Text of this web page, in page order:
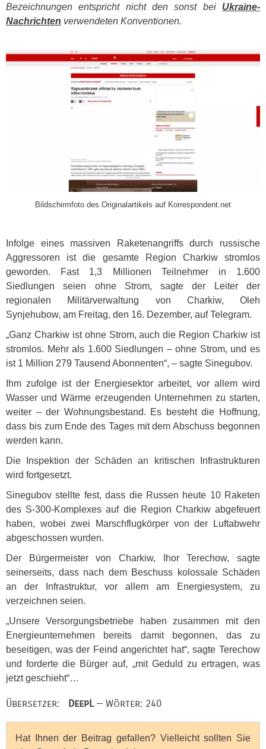
Bezeichnungen entspricht nicht den sonst bei Ukraine-
Nachrichten verwendeten Konventionen.
Bildschirmfoto des Originalartikels auf Korrespondent.net
Infolge eines massiven Raketenangriffs durch russische
Aggressoren ist die gesamte Region Charkiw stromlos
geworden. Fast 1,3 Millionen Teilnehmer in 1.600
Siedlungen seien ohne Strom, sagte der Leiter der
regionalen Militärverwaltung von Charkiw, Oleh
Synjehubow, am Freitag, den 16. Dezember, auf Telegram.
„Ganz Charkiw ist ohne Strom, auch die Region Charkiw ist
stromlos. Mehr als 1.600 Siedlungen – ohne Strom, und es
ist 1 Million 279 Tausend Abonnenten“, – sagte Sinegubov.
Ihm zufolge ist der Energiesektor arbeitet, vor allem wird
Wasser und Wärme erzeugenden Unternehmen zu starten,
weiter – der Wohnungsbestand. Es besteht die Hoffnung,
dass bis zum Ende des Tages mit dem Abschuss begonnen
werden kann.
Die Inspektion der Schäden an kritischen Infrastrukturen
wird fortgesetzt.
Sinegubov stellte fest, dass die Russen heute 10 Raketen
des S-300-Komplexes auf die Region Charkiw abgefeuert
haben, wobei zwei Marschflugkörper von der Luftabwehr
abgeschossen wurden.
Der Bürgermeister von Charkiw, Ihor Terechow, sagte
seinerseits, dass nach dem Beschuss kolossale Schäden
an der Infrastruktur, vor allem am Energiesystem, zu
verzeichnen seien.
„Unsere Versorgungsbetriebe haben zusammen mit den
Energieunternehmen bereits damit begonnen, das zu
beseitigen, was der Feind angerichtet hat“, sagte Terechow
und forderte die Bürger auf, „mit Geduld zu ertragen, was
jetzt geschieht“…
Übersetzer: DeepL— Wörter: 240
Hat Ihnen der Beitrag gefallen? Vielleicht sollten Sie